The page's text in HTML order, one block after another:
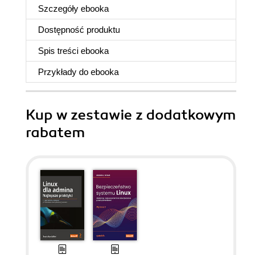
Szczegóły ebooka
Dostępność produktu
Spis treści ebooka
Przykłady do ebooka
Kup w zestawie z dodatkowym
rabatem